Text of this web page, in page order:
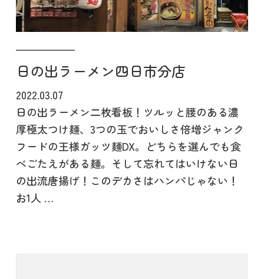
日の出ラーメン四日市分店
2022.03.07
日の出ラーメン二枚看板！ツルッと腰のある濃
厚極太つけ麺、3つの玉でおいしさ倍増ジャンク
フードの王様ガッツ麺DX。どちらを選んでも食
べごたえがある麺。そして忘れてはいけない日
の出流唐揚げ！このデカさはハンパじゃない！
お1人 …